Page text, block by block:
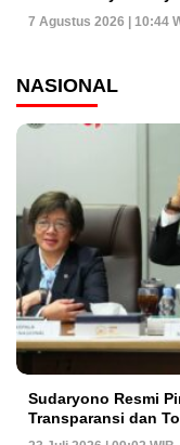
7 Agustus 2026 | 10:44
NASIONAL
Sudaryono Resmi
Transparansi dan